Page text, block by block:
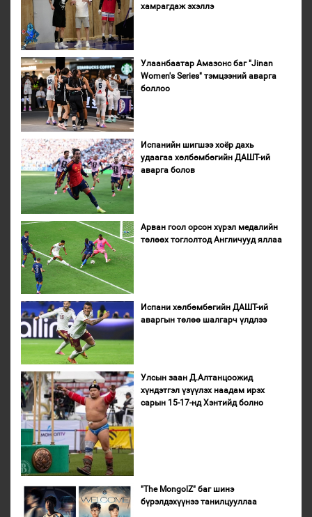
хамрагдаж эхэллэ
Улаанбаатар Амазонс баг "Jinan
Women's Series" тэмцээний аварга
боллоо
Испанийн шигшээ хоёр дахь
удаагаа хөлбөмбөгийн ДАШТ-ий
аварга болов
Арван гоол орсон хүрэл медалийн
төлөөх тоглолтод Англичууд яллаа
Испани хөлбөмбөгийн ДАШТ-ий
аваргын төлөө шалгарч үлдлээ
Улсын заан Д.Алтанцоожид
хүндэтгэл үзүүлэх наадам ирэх
сарын 15-17-нд Хэнтийд болно
"The MongolZ" баг шинэ
бүрэлдэхүүнээ танилцууллаа